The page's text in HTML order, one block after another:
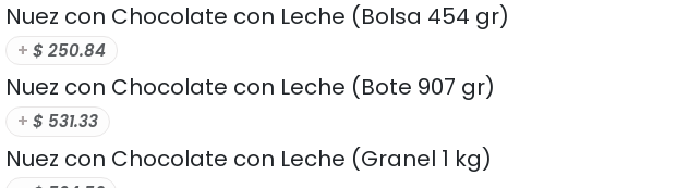
Nuez con Chocolate con Leche (Bolsa 454 gr)
+ $ 250.84
Nuez con Chocolate con Leche (Bote 907 gr)
+ $ 531.33
Nuez con Chocolate con Leche (Granel 1 kg)